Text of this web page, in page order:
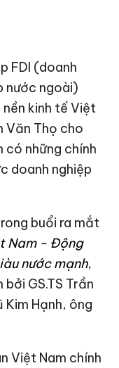
FDI (doanh
nước ngoài)
kinh tế Việt
Văn Thọ cho
những chính
doanh nghiệp
buổi ra mắt
Nam - Động
nước mạnh,
GS.TS Trần
Kim Hạnh, ông
Việt Nam chính